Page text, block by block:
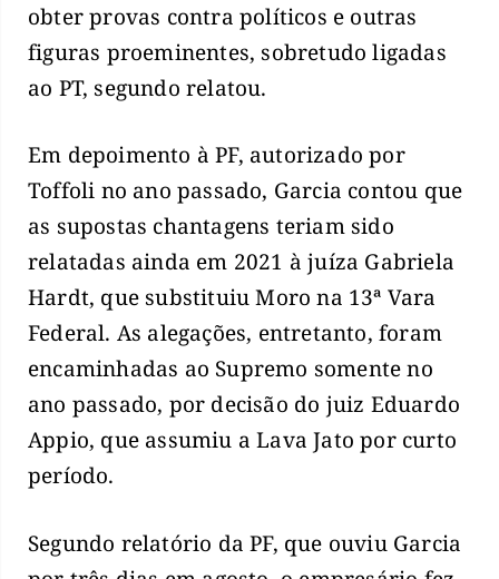
obter provas contra políticos e outras
figuras proeminentes, sobretudo ligadas
ao PT, segundo relatou.
Em depoimento à PF, autorizado por
Toffoli no ano passado, Garcia contou que
as supostas chantagens teriam sido
relatadas ainda em 2021 à juíza Gabriela
Hardt, que substituiu Moro na 13ª Vara
Federal. As alegações, entretanto, foram
encaminhadas ao Supremo somente no
ano passado, por decisão do juiz Eduardo
Appio, que assumiu a Lava Jato por curto
período.
Segundo relatório da PF, que ouviu Garcia